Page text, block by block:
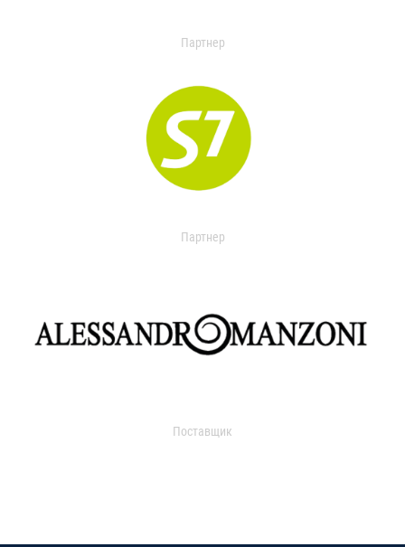
Партнер
Партнер
Поставщик